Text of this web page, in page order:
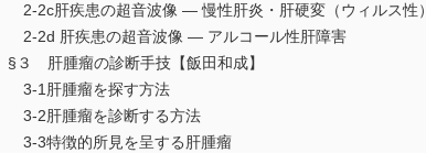
2-2c肝疾患の超音波像 — 慢性肝炎・肝硬変（ウィルス性）
2-2d 肝疾患の超音波像 — アルコール性肝障害
§３ 肝腫瘤の診断手技【飯田和成】
3-1肝腫瘤を探す方法
3-2肝腫瘤を診断する方法
3-3特徴的所見を呈する肝腫瘤